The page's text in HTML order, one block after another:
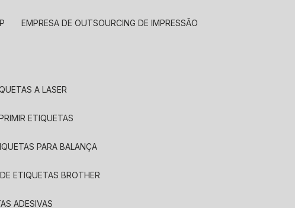
EMPRESA DE OUTSOURCING DE IMPRESSÃO
A LASER
ETIQUETAS
PARA BALANÇA
ETIQUETAS BROTHER
ADESIVAS